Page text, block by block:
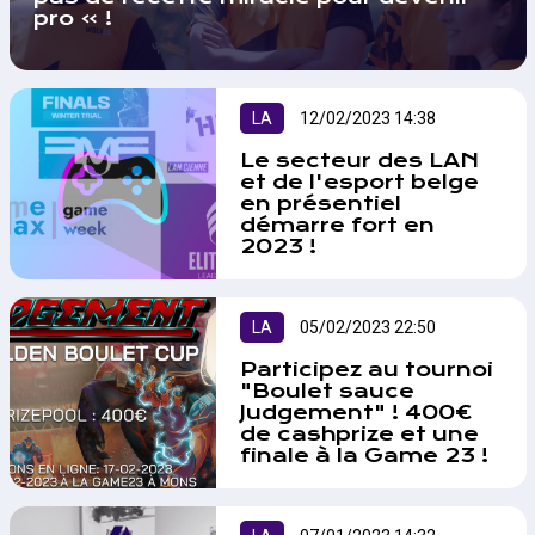
!…
pro » !
LA 12/02/2023 14:38
Le secteur des LAN
et de l'esport belge
en présentiel
démarre fort en
2023 !
mouvementé pour l'esport belge,
mais voici un petit condensé des
évènements présentiels en
approche. Une chose est sûre, le
COVID et ses contraintes sont
loin derrière nous !…
LA 05/02/2023 22:50
Participez au tournoi
"Boulet sauce
Judgement" ! 400€
de cashprize et une
finale à la Game 23 !
jeu esport belge